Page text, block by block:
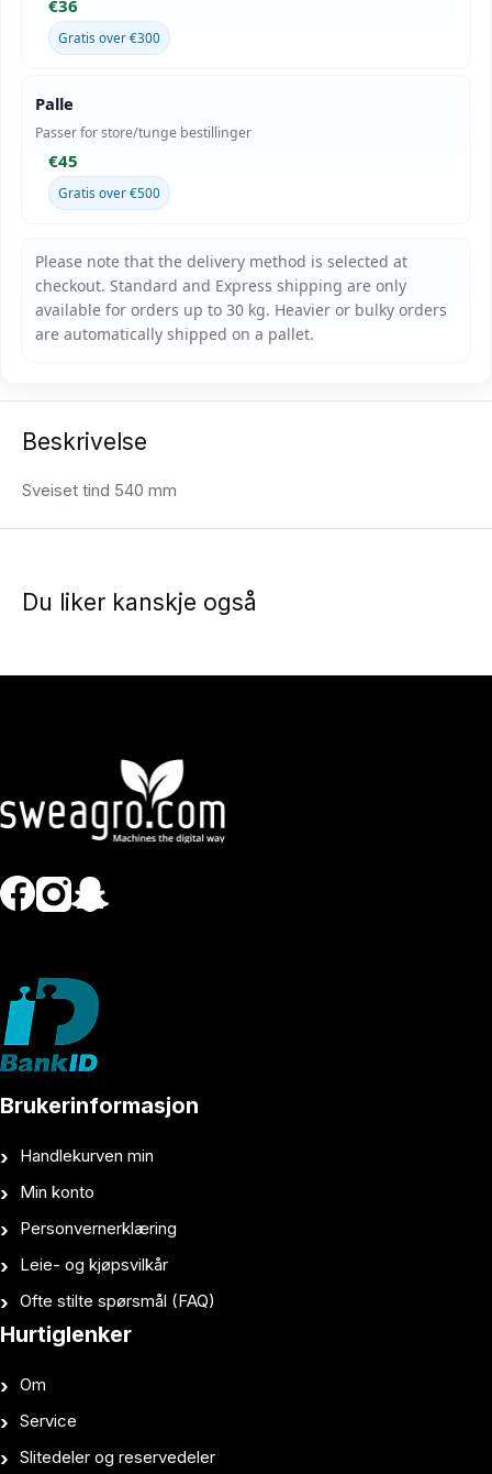
€36
Gratis over €300
Palle
Passer for store/tunge bestillinger
€45
Gratis over €500
Beskrivelse
Sveiset tind 540 mm
Du liker kanskje også
Brukerinformasjon
Handlekurven min
Min konto
Personvernerklæring
Leie- og kjøpsvilkår
Ofte stilte spørsmål (FAQ)
Hurtiglenker
Om
Service
Slitedeler og reservedeler